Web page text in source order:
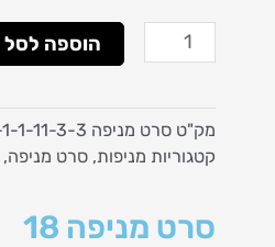
כמות
של
מניפה
18
הוספה לסל
מק"ט סרט מניפה 1-1-1-1-1-1-1-11-3-3
קטגוריות מניפות, סרט מניפה,
סרט מניפה 18